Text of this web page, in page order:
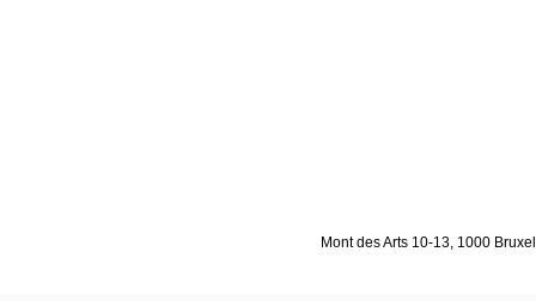
Mont des Arts 10-13, 1000